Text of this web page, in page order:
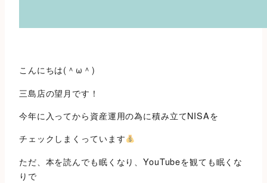
こんにちは(＾ω＾)
三島店の望月です！
今年に入ってから資産運用の為に積み立てNISAを
チェックしまくっています
ただ、本を読んでも眠くなり、YouTubeを観ても眠くな
りで